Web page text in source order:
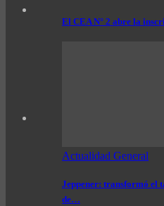
El CEA N° 2 abre la
Actualidad General
Jeppener: transformó el
de…